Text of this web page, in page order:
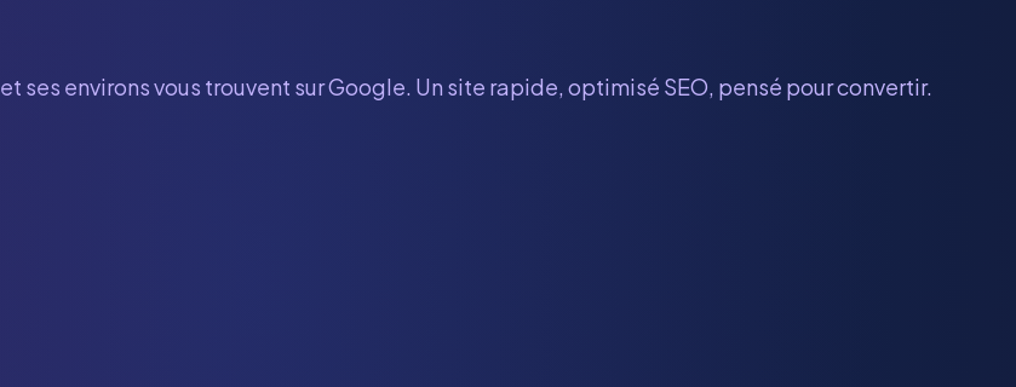
et ses environs vous trouvent sur Google. Un site rapide, optimisé SEO, pensé pour convertir.